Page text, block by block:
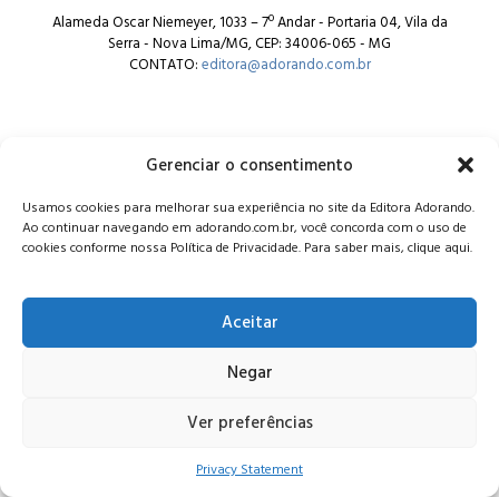
Gerenciar o consentimento
Usamos cookies para melhorar sua experiência no site da Editora Adorando.
Ao continuar navegando em adorando.com.br, você concorda com o uso de
cookies conforme nossa Política de Privacidade. Para saber mais, clique aqui.
Aceitar
Negar
Ver preferências
Privacy Statement
Alameda Oscar Niemeyer, 1033 – 7º Andar - Portaria 04, Vila da
Serra - Nova Lima/MG, CEP: 34006-065 - MG
CONTATO:editora@adorando.com.br
© Editora Adorando 2026. Todos os direitos reservados.
Consulte nossapolítica de privacidade.